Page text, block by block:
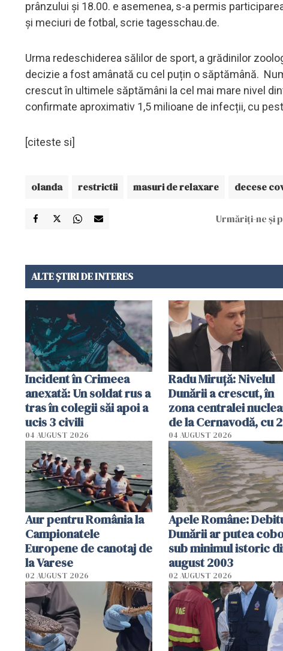
prânzului și 18.00. e asemenea, s-a permis
și meciuri de fotbal, scrie tagesschau.de.
Urma redeschiderea sălilor de sport, a grădinilor
decizie a fost amânată cu cel puțin o săptămână.
crescut în ultimele săptămâni la cel mai mare nivel
confirmate aproximativ 1,5 milioane de infecții, cu
[citeste si]
olanda restrictii masuri de relaxare decese
Urmăriți-ne și
ALTE ȘTIRI DE INTERES
Incident în Crimeea
anexată: Un soldat rus a
tras în colegii săi apoi a
ucis 3 civili
04 AUGUST 2026
Radu Miruţă: Nivelul
Dunării a crescut, în
zona centralei
de la Cernavodă, cu 2
cm faţă de ziua
04 AUGUST 2026
Aur pentru România la
Campionatele
Europene de canotaj de
la Varese
02 AUGUST 2026
Apele Române:
Dunării ar putea
sub minimul istoric
august 2003
02 AUGUST 2026